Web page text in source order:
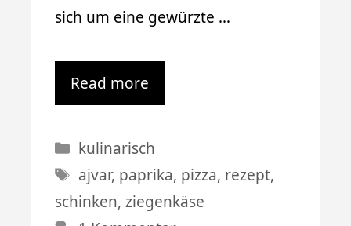
sich um eine gewürzte …
Read more
Kategorien
kulinarisch
Schlagwörter
ajvar, paprika, pizza, rezept,
schinken, ziegenkäse